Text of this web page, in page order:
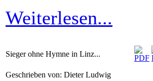
Weiterlesen...
Sieger ohne Hymne in Linz...
Geschrieben von: Dieter Ludwig